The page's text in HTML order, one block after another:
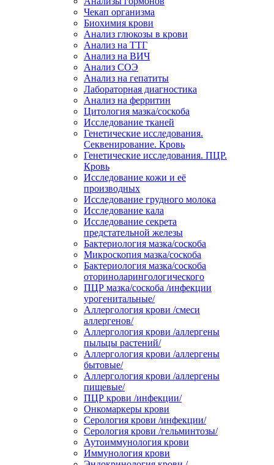
Чекап организма
Биохимия крови
Анализ глюкозы в крови
Анализ на ТТГ
Анализ на ВИЧ
Анализ СОЭ
Анализ на гепатиты
Лабораторная диагностика
Анализ на ферритин
Цитология мазка/соскоба
Исследование тканей
Генетические исследования.
Секвенирование. Кровь
Генетические исследования. ПЦР.
Кровь
Исследование кожи и её
производных
Исследование грудного молока
Исследование кала
Исследование секрета
предстательной железы
Бактериология мазка/соскоба
Микроскопия мазка/соскоба
Бактериология мазка/соскоба
оториноларингологического
ПЦР мазка/соскоба /инфекции
урогенитальные/
Аллергология крови /смеси
аллергенов/
Аллергология крови /аллергены
пыльцы растений/
Аллергология крови /аллергены
бытовые/
Аллергология крови /аллергены
пищевые/
ПЦР крови /инфекции/
Онкомаркеры крови
Серология крови /инфекции/
Серология крови /гельминтозы/
Аутоиммунология крови
Иммунология крови